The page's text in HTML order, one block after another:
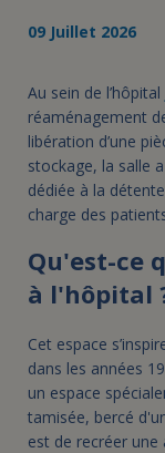
09 Juillet 2026
Au sein de l’hôpital
réaménagement
libération d’une
stockage, la salle
dédiée à la
charge des
Qu'est-ce
à l'hôpital
Cet espace
dans les années
un espace
tamisée, bercé
est de recréer une